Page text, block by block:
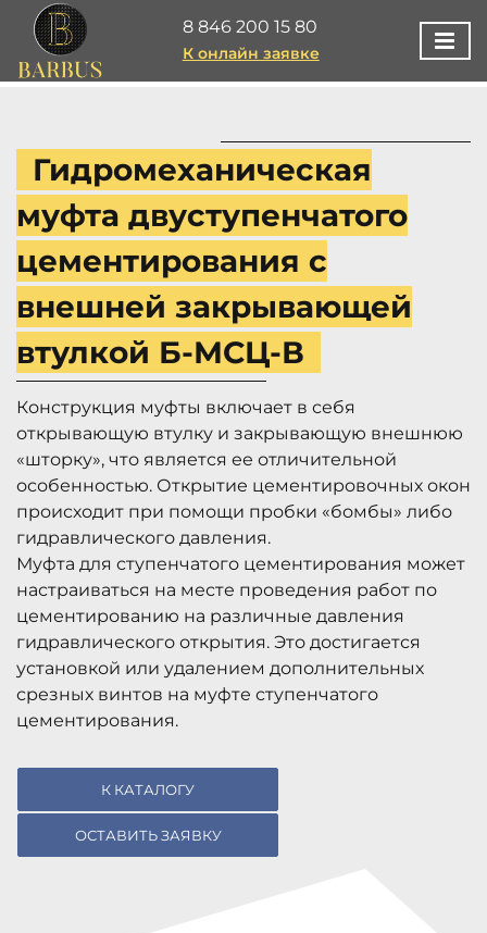
8 846 200 15 80
К онлайн заявке
Гидромеханическая
муфта двуступенчатого
цементирования с
внешней закрывающей
втулкой Б-МСЦ-В
Конструкция муфты включает в себя
открывающую втулку и закрывающую внешнюю
«шторку», что является ее отличительной
особенностью. Открытие цементировочных окон
происходит при помощи пробки «бомбы» либо
гидравлического давления.
Муфта для ступенчатого цементирования может
настраиваться на месте проведения работ по
цементированию на различные давления
гидравлического открытия. Это достигается
установкой или удалением дополнительных
срезных винтов на муфте ступенчатого
цементирования.
К КАТАЛОГУ
ОСТАВИТЬ ЗАЯВКУ